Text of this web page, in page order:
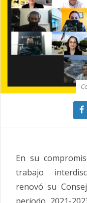
En su
trabajo
renovó su